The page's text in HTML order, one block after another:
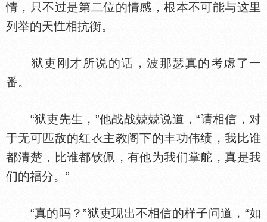
情，只不过是第二位的情感，根本不可能与这里
列举的天
相抗衡。
狱吏刚才所说的话，波那瑟真的考虑了一
番。
“狱吏先生，”他战战兢兢说道，“请相信，对
于无可匹敌的红
主教阁下的丰功伟绩，我比谁
都清楚，比谁都钦佩，有他为我们掌舵，真是我
们的福分。”
“真的吗？”狱吏现出不相信的样子问道，“如